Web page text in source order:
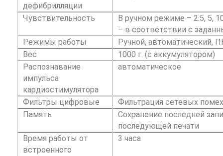
дефибрилляции
Чувствительность
В ручном режиме – 2.5, 5,
– в соответствии с
Режимы работы
Ручной, автоматический,
Вес
1000 г. (с аккумулятором)
Распознавание
импульса
кардиостимулятора
автоматическое
Фильтры цифровые
Фильтрация сетевых
Память
Сохранение последней
последующей печати
Время работы от
встроенного
3 часа